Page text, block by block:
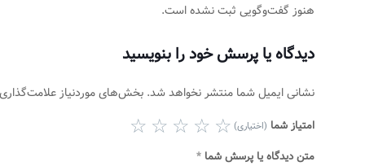
هنوز گفت‌وگویی ثبت نشده است.
دیدگاه یا پرسش خود را بنویسید
نشانی ایمیل شما منتشر نخواهد شد. بخش‌های موردنیاز
امتیاز شما (اختیاری)
متن دیدگاه یا پرسش شما *